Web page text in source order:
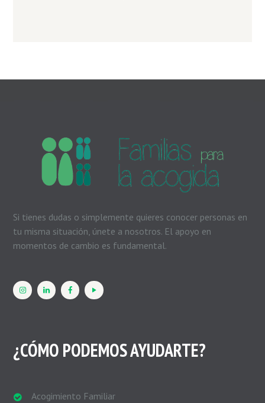
Si tienes dudas o simplemente quieres conocer personas en
tu misma situación, únete a nosotros. El apoyo en
momentos de cambio es fundamental.
¿CÓMO PODEMOS AYUDARTE?
Acogimiento Familiar